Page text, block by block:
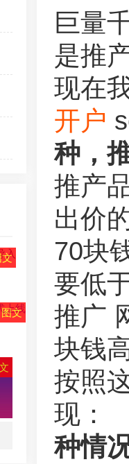
巨量
是推
现在
开户
种，
推产
出价
70块
要低
推广
块钱
按照
现：
种情